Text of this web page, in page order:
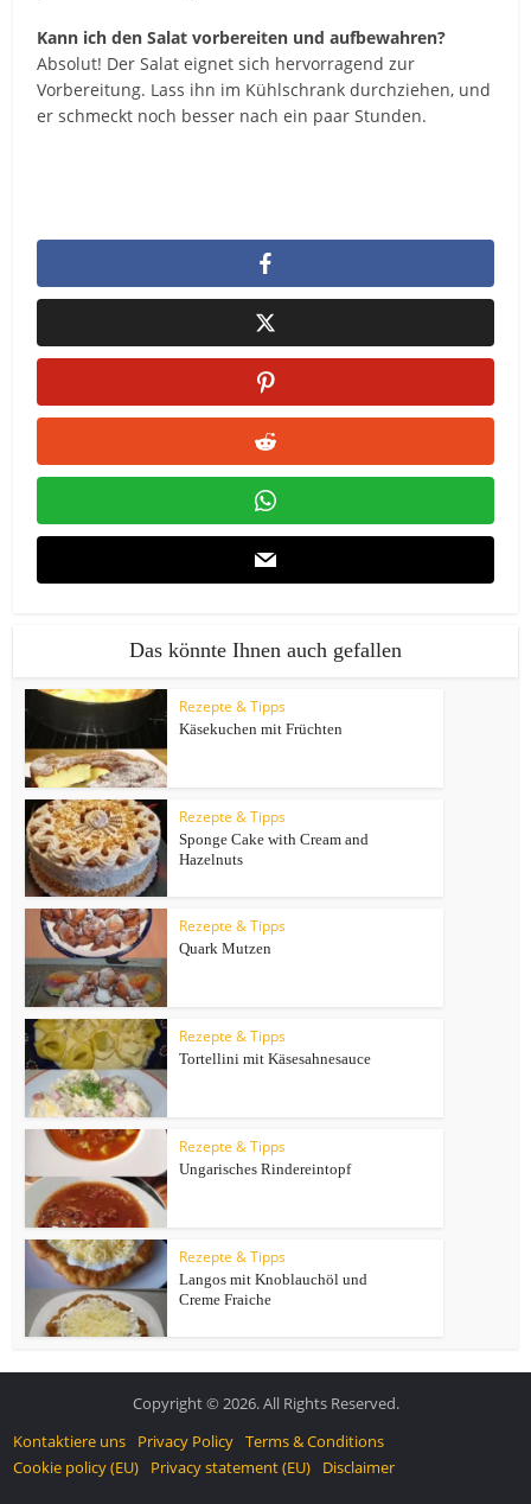
Kann ich den Salat vorbereiten und aufbewahren?
Absolut! Der Salat eignet sich hervorragend zur
Vorbereitung. Lass ihn im Kühlschrank durchziehen, und
er schmeckt noch besser nach ein paar Stunden.
Das könnte Ihnen auch gefallen
Rezepte & Tipps
Käsekuchen mit Früchten
Rezepte & Tipps
Sponge Cake with Cream and
Hazelnuts
Rezepte & Tipps
Quark Mutzen
Rezepte & Tipps
Tortellini mit Käsesahnesauce
Rezepte & Tipps
Ungarisches Rindereintopf
Rezepte & Tipps
Langos mit Knoblauchöl und
Creme Fraiche
Copyright © 2026. All Rights Reserved.
Kontaktiere uns
Privacy Policy Terms & Conditions
Cookie policy (EU)
Privacy statement (EU) Disclaimer